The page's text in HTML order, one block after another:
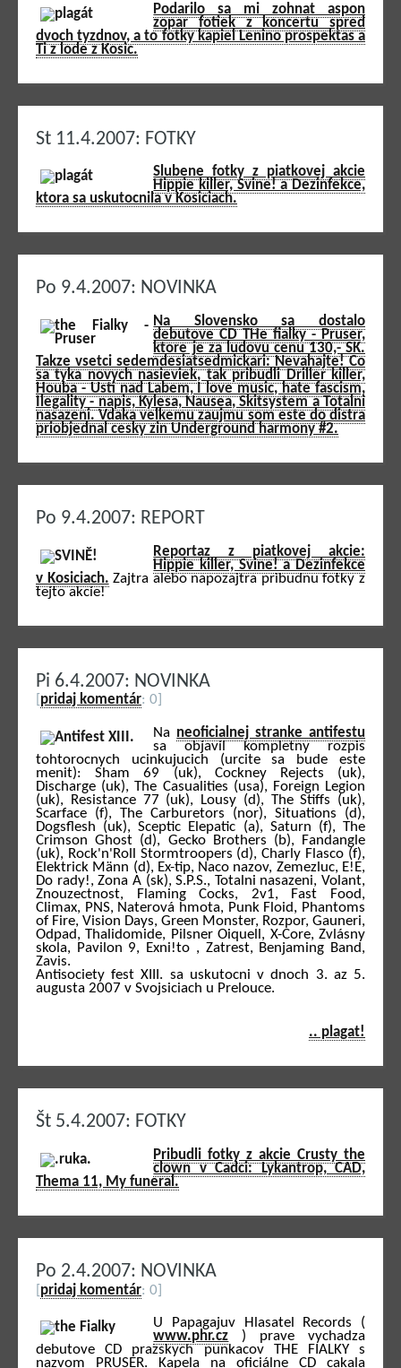
Podarilo sa mi zohnat aspon
zopar fotiek z koncertu spred
dvoch tyzdnov, a to fotky kapiel Lenino prospektas a
Ti z lode z Kosic.
St 11.4.2007: FOTKY
Slubene fotky z piatkovej akcie
Hippie killer, Svine! a Dezinfekce,
ktora sa uskutocnila v Kosiciach.
Po 9.4.2007: NOVINKA
Na Slovensko sa dostalo
debutove CD THe fialky - Pruser,
ktore je za ludovu cenu 130,- SK.
Takze vsetci sedemdesiatsedmickari: Nevahajte! Co
sa tyka novych nasieviek, tak pribudli Driller killer,
Houba - Usti nad Labem, I love music, hate fascism,
Ilegality - napis, Kylesa, Nausea, Skitsystem a Totalni
nasazeni. Vdaka velkemu zaujmu som este do distra
priobjednal cesky zin Underground harmony #2.
Po 9.4.2007: REPORT
Reportaz z piatkovej akcie:
Hippie killer, Svine! a Dezinfekce
v Kosiciach. Zajtra alebo napozajtra pribudnu fotky z
tejto akcie!
Pi 6.4.2007: NOVINKA
pridaj komentár: 0]
Na neoficialnej stranke antifestu
sa objavil kompletny rozpis
tohtorocnych ucinkujucich (urcite sa bude este
menit): Sham 69 (uk), Cockney Rejects (uk),
Discharge (uk), The Casualities (usa), Foreign Legion
(uk), Resistance 77 (uk), Lousy (d), The Stiffs (uk),
Scarface (f), The Carburetors (nor), Situations (d),
Dogsflesh (uk), Sceptic Elepatic (a), Saturn (f), The
Crimson Ghost (d), Gecko Brothers (b), Fandangle
(uk), Rock'n'Roll Stormtroopers (d), Charly Flasco (f),
Elektrick Männ (d), Ex-tip, Naco nazov, Zemezluc, E!E,
Do rady!, Zona A (sk), S.P.S., Totalni nasazeni, Volant,
Znouzectnost, Flaming Cocks, 2v1, Fast Food,
Climax, PNS, Naterová hmota, Punk Floid, Phantoms
of Fire, Vision Days, Green Monster, Rozpor, Gauneri,
Odpad, Thalidomide, Pilsner Oiquell, X-Core, Zvlásny
skola, Pavilon 9, Exni!to , Zatrest, Benjaming Band,
Zavis.
Antisociety fest XIII. sa uskutocni v dnoch 3. az 5.
augusta 2007 v Svojsiciach u Prelouce.
.. plagat!
Št 5.4.2007: FOTKY
Pribudli fotky z akcie Crusty the
clown v Cadci: Lykantrop, CAD,
Thema 11, My funeral.
Po 2.4.2007: NOVINKA
pridaj komentár: 0]
U Papagajuv Hlasatel Records (
www.phr.cz ) prave vychadza
debutove CD prazskych punkacov THE FIALKY s
nazvom PRUSER. Kapela na oficiálne CD cakala